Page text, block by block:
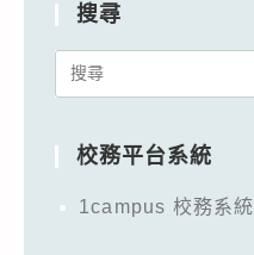
搜尋
Search
校務平台系統
1campus 校務系統